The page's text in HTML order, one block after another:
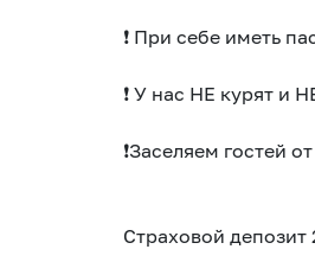
❗ При себе иметь
❗ У нас НЕ курят и
❗Заселяем гостей
Страховой депозит